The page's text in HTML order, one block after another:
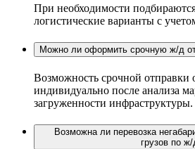
При необходимости
логистические варианты с
Можно ли оформить срочную ж/д
Возможность срочной отправки
индивидуально после анализа
загруженности инфраструктуры.
Возможна ли перевозка
грузов по ж/